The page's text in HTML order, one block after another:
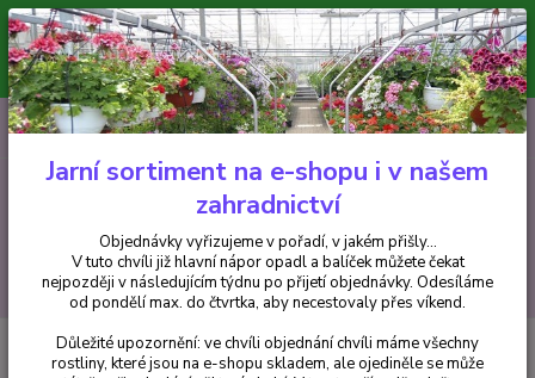
Minimální hodnota pro odeslání z e-shopu je 300 Kč.
V tuto chvíli již hlavní nápor objednávek opadl a balíček můžete čekat
nejpozději v následujícím týdnu po přijetí objednávky. Objednávky
vyřizujeme v pořadí, v jakém přišly...
CZK
Hledat
+420 602 223 614 0ks
za0 Kč
Fuchsie Fuchsie Jollies Trailing Florac - cena na prodejně
Jarní sortiment na e-shopu i v našem
zahradnictví
Objednávky vyřizujeme v pořadí, v jakém přišly...
V tuto chvíli již hlavní nápor opadl a balíček můžete čekat
nejpozději v následujícím týdnu po přijetí objednávky. Odesíláme
od pondělí max. do čtvrtka, aby necestovaly přes víkend.
Důležité upozornění: ve chvíli objednání chvíli máme všechny
rostliny, které jsou na e-shopu skladem, ale ojediněle se může